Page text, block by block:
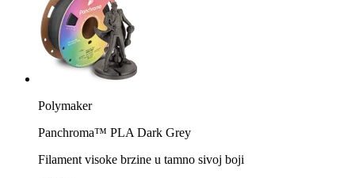
Polymaker
Panchroma™ PLA Dark Grey
Filament visoke brzine u tamno sivoj boji